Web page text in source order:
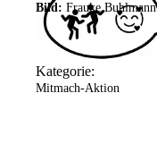
Bild: Frauke Buhlmann
Kategorie:
Mitmach-Aktion